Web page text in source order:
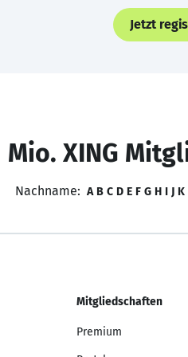
Jetzt
Mio. XING
Nachname: A B C D E F G H I J K
Mitgliedschaften
Premium